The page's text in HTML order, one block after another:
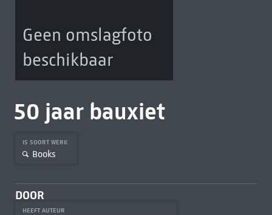
Geen omslagfoto
beschikbaar
50 jaar bauxiet
IS SOORT WERK
Books
DOOR
HEEFT AUTEUR